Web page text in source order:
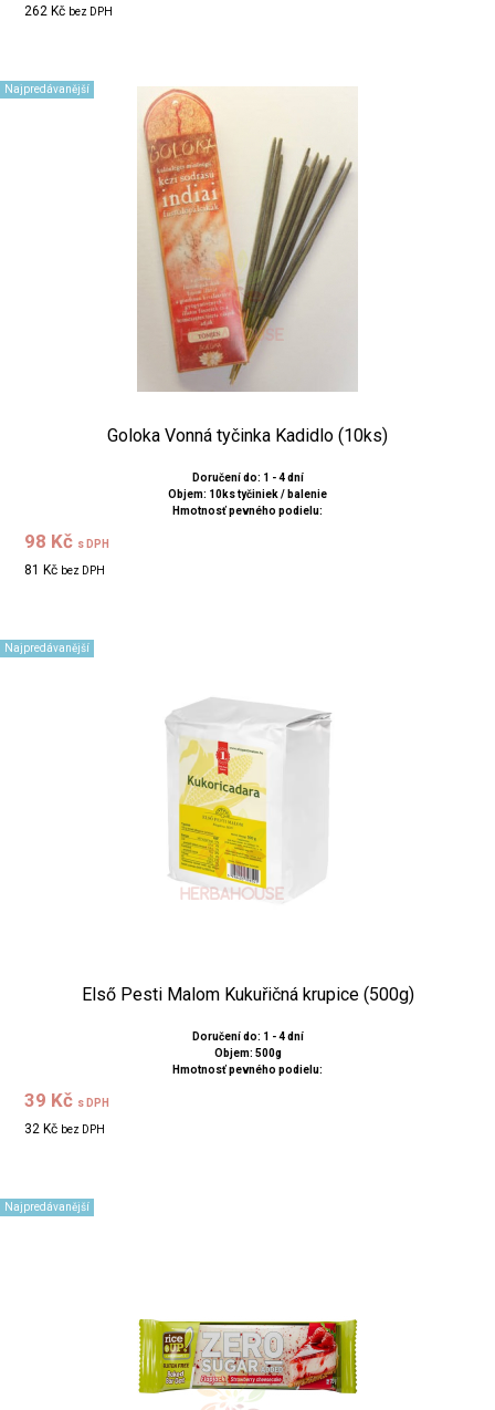
262 Kč bez DPH
Najpredávanější
Goloka Vonná tyčinka Kadidlo (10ks)
Doručení do: 1 - 4 dní
Objem: 10ks tyčiniek / balenie
Hmotnosť pevného podielu:
98 Kč s DPH
81 Kč bez DPH
Najpredávanější
Első Pesti Malom Kukuřičná krupice (500g)
Doručení do: 1 - 4 dní
Objem: 500g
Hmotnosť pevného podielu:
39 Kč s DPH
32 Kč bez DPH
Najpredávanější